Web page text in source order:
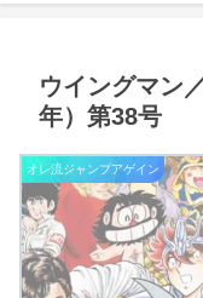
ウイングマン
年）第38号
オレ流ジャンプアゲイン